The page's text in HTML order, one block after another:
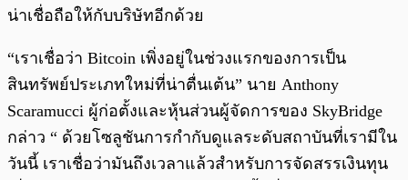
น่าเชื่อถือให้กับบริษัทอีกด้วย
“เราเชื่อว่า Bitcoin เพิ่งอยู่ในช่วงแรกของการเป็น
สินทรัพย์ประเภทใหม่ที่น่าตื่นเต้น” นาย Anthony
Scaramucci ผู้ก่อตั้งและหุ้นส่วนผู้จัดการของ SkyBridge
กล่าว “ ด้วยโซลูชันการกำกับดูแลระดับสถาบันที่เรามีใน
วันนี้ เราเชื่อว่ามันถึงเวลาแล้วสำหรับการจัดสรรเงินทุน